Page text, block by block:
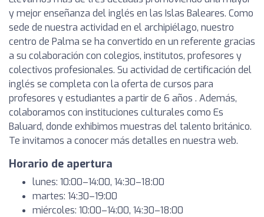
y mejor enseñanza del inglés en las Islas Baleares. Como
sede de nuestra actividad en el archipiélago, nuestro
centro de Palma se ha convertido en un referente gracias
a su colaboración con colegios, institutos, profesores y
colectivos profesionales. Su actividad de certificación del
inglés se completa con la oferta de cursos para
profesores y estudiantes a partir de 6 años . Además,
colaboramos con instituciones culturales como Es
Baluard, donde exhibimos muestras del talento británico.
Te invitamos a conocer más detalles en nuestra web.
Horario de apertura
lunes: 10:00–14:00, 14:30–18:00
martes: 14:30–19:00
miércoles: 10:00–14:00, 14:30–18:00